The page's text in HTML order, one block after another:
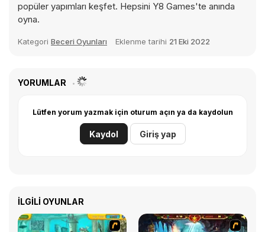
popüler yapımları keşfet. Hepsini Y8 Games'te anında
oyna.
Kategori Beceri Oyunları Eklenme tarihi 21 Eki 2022
YORUMLAR
Lütfen yorum yazmak için oturum açın ya da kaydolun
Kaydol Giriş yap
İLGILI OYUNLAR